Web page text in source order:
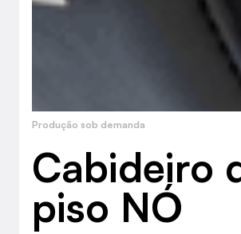
Produção sob demanda
Cabideiro
piso NÓ